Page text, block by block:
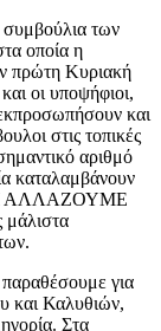
συμβούλια των
οποία η
Κυριακή
οι υποψήφιοι,
και
στις τοπικές
αριθμό
καταλαμβάνουν
ΑΛΛΑΖΟΥΜΕ
παραθέσουμε για
και Καλυθιών,
Στα